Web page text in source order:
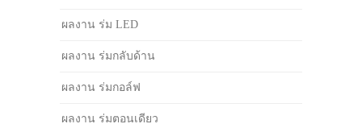
ผลงาน ร่ม LED
ผลงาน ร่มกลับด้าน
ผลงาน ร่มกอล์ฟ
ผลงาน ร่มตอนเดียว